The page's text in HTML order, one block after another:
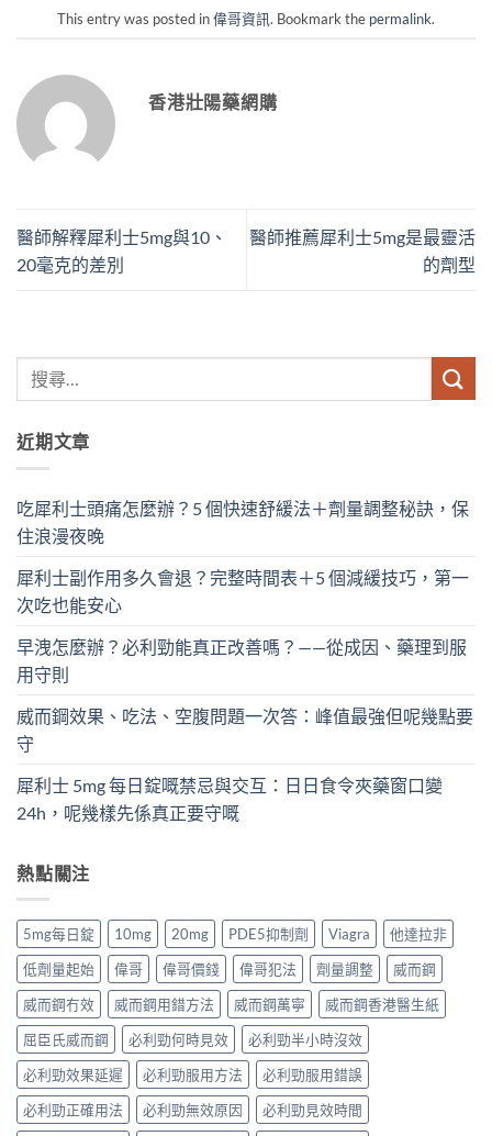
This entry was posted in偉哥資訊. Bookmark the permalink.
香港壯陽藥網購
醫師解釋犀利士5mg與10、
20毫克的差別
醫師推薦犀利士5mg是最靈活
的劑型
近期文章
吃犀利士頭痛怎麼辦？5 個快速舒緩法＋劑量調整秘訣，保
住浪漫夜晚
犀利士副作用多久會退？完整時間表＋5 個減緩技巧，第一
次吃也能安心
早洩怎麼辦？必利勁能真正改善嗎？——從成因、藥理到服
用守則
威而鋼效果、吃法、空腹問題一次答：峰值最強但呢幾點要
守
犀利士 5mg 每日錠嘅禁忌與交互：日日食令夾藥窗口變
24h，呢幾樣先係真正要守嘅
熱點關注
5mg每日錠 10mg 20mg PDE5抑制劑 Viagra
他達拉非
低劑量起始
偉哥 偉哥價錢 偉哥犯法 劑量調整
威而鋼
威而鋼冇效
威而鋼用錯方法 威而鋼萬寧
威而鋼香港醫生紙
屈臣氏威而鋼
必利勁何時見效
必利勁半小時沒效
必利勁效果延遲
必利勁服用方法
必利勁服用錯誤
必利勁正確用法
必利勁無效原因 必利勁見效時間